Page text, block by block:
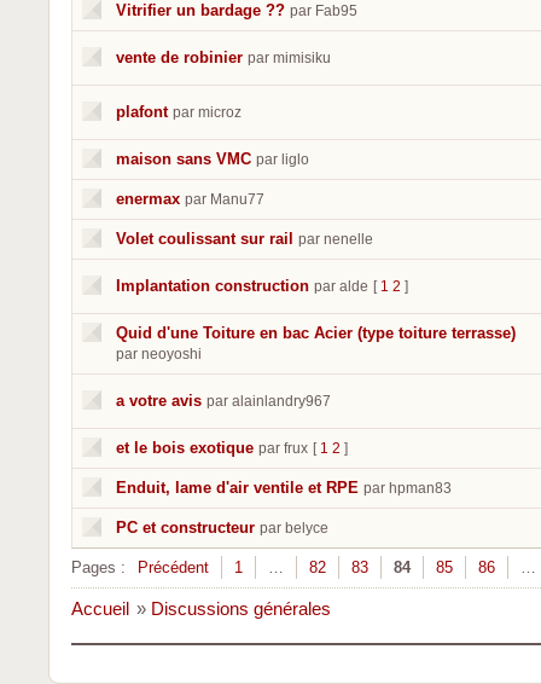
Vitrifier un bardage ?? par Fab95
vente de robinier par mimisiku
plafont par microz
maison sans VMC par liglo
enermax par Manu77
Volet coulissant sur rail par nenelle
Implantation construction par alde [ 1 2 ]
Quid d'une Toiture en bac Acier (type toiture terrasse)
par neoyoshi
a votre avis par alainlandry967
et le bois exotique par frux [ 1 2 ]
Enduit, lame d'air ventile et RPE par hpman83
PC et constructeur par belyce
Pages : Précédent 1 … 82 83 84 85 86 …
Accueil » Discussions générales